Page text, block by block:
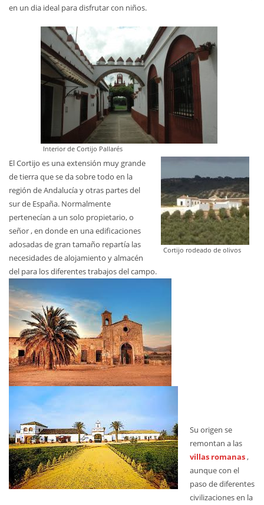
en un dia ideal para disfrutar con niños.
Interior de Cortijo Pallarés
Cortijo rodeado de olivos
El Cortijo es una extensión muy grande
de tierra que se da sobre todo en la
región de Andalucía y otras partes del
sur de España. Normalmente
pertenecían a un solo propietario, o
señor , en donde en una edificaciones
adosadas de gran tamaño repartía las
necesidades de alojamiento y almacén
del para los diferentes trabajos del campo.
Su origen se
remontan a las
villas romanas,
aunque con el
paso de diferentes
civilizaciones en la